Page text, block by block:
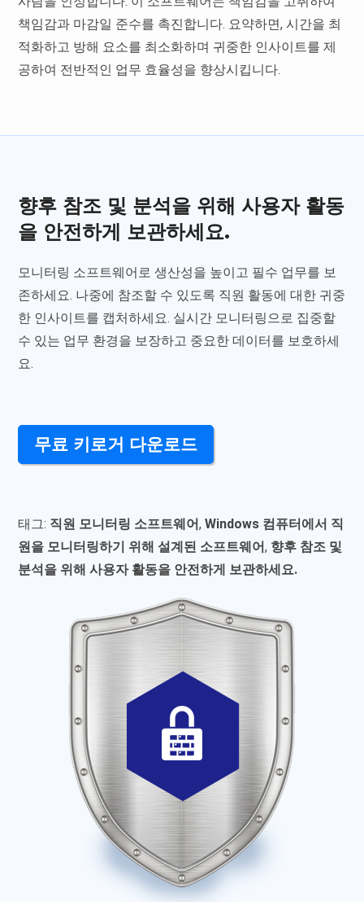
책임감과 마감일 준수를 촉진합니다. 요약하면, 시간을 최
적화하고 방해 요소를 최소화하며 귀중한 인사이트를 제
공하여 전반적인 업무 효율성을 향상시킵니다.
향후 참조 및 분석을 위해 사용자 활동
을 안전하게 보관하세요.
모니터링 소프트웨어로 생산성을 높이고 필수 업무를 보
존하세요. 나중에 참조할 수 있도록 직원 활동에 대한 귀중
한 인사이트를 캡처하세요. 실시간 모니터링으로 집중할
수 있는 업무 환경을 보장하고 중요한 데이터를 보호하세
요.
무료 키로거 다운로드
태그: 직원 모니터링 소프트웨어,Windows 컴퓨터에서 직
원을 모니터링하기 위해 설계된 소프트웨어, 향후 참조 및
분석을 위해 사용자 활동을 안전하게 보관하세요.